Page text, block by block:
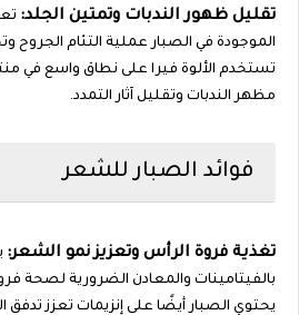
تقليل ظهور الندبات وتمتين الجلد:
الموجودة في الصبار عملية التئام الجروح
تستخدم الألوة فيرا على نطاق واسع في
مظهر الندبات وتقليل آثار التمدد.
فوائد الصبار للشعر
تغذية فروة الرأس وتعزيز نمو الشعر:
بالفيتامينات والمعادن الضرورية لصحة
يحتوي الصبار أيضًا على إنزيمات تعزز تدفق